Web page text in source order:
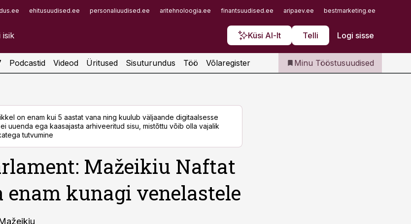
ehitusuudised.ee personaliuudised.ee aritehnoloogia.ee finantsuudised.ee aripaev.ee bestmarketing.ee
Küsi AI-lt Telli Logi sisse
Iseteenindus
Telli Tööstusuudised
Podcastid Videod Üritused Sisuturundus Töö Võlaregister Minu Tööstusuudised
on enam kui 5 aastat vana ning kuulub väljaande digitaalsesse
uuenda ega kaasajasta arhiveeritud sisu, mistõttu võib olla vajalik
tutvumine
Mažeikiu Naftat
enam kunagi venelastele